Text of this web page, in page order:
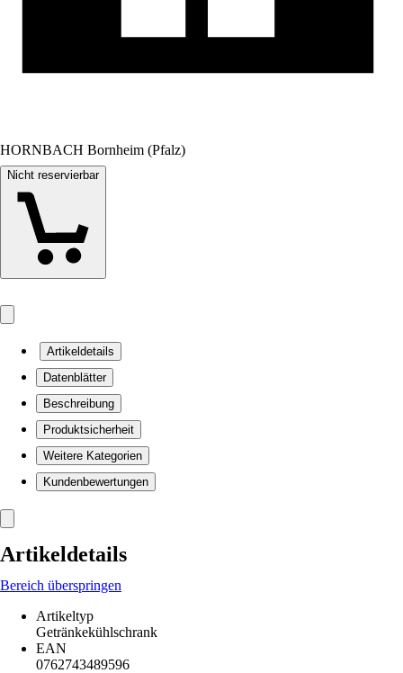
HORNBACH Bornheim (Pfalz)
Nicht reservierbar
Artikeldetails
Datenblätter
Beschreibung
Produktsicherheit
Weitere Kategorien
Kundenbewertungen
Artikeldetails
Bereich überspringen
Artikeltyp
Getränkekühlschrank
EAN
0762743489596